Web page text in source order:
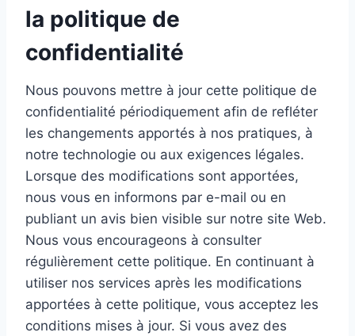
la politique de
confidentialité
Nous pouvons mettre à jour cette politique de
confidentialité périodiquement afin de refléter
les changements apportés à nos pratiques, à
notre technologie ou aux exigences légales.
Lorsque des modifications sont apportées,
nous vous en informons par e-mail ou en
publiant un avis bien visible sur notre site Web.
Nous vous encourageons à consulter
régulièrement cette politique. En continuant à
utiliser nos services après les modifications
apportées à cette politique, vous acceptez les
conditions mises à jour. Si vous avez des